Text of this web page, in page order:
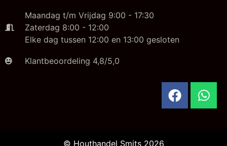
Maandag t/m Vrijdag 9:00 - 17:30
Zaterdag 8:00 - 12:00
Elke dag tussen 12:00 en 13:00 gesloten
Klantbeoordeling 4,8/5,0
© Houthandel Smits 2026